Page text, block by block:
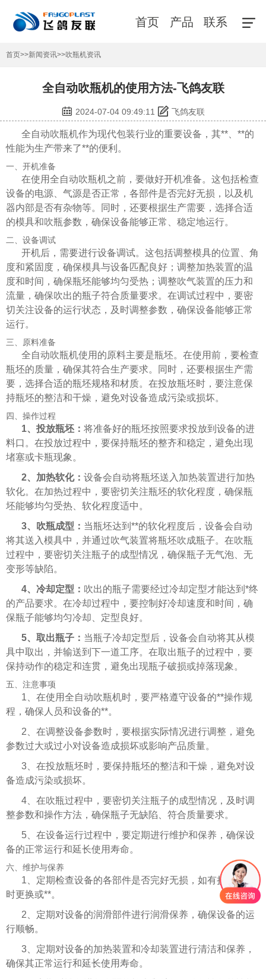
首页 产品 联系
首页>>新闻资讯>>吹瓶机资讯
全自动吹瓶机的使用方法-飞鸽友联
2024-07-04 09:49:11 飞鸽友联
全自动吹瓶机作为现代包装行业的重要设备，其**、**的
性能为生产带来了**的便利。
一、开机准备
在使用全自动吹瓶机之前，要做好开机准备。这包括检查
设备的电源、气源是否正常，各部件是否完好无损，以及机
器内部是否有杂物等。同时，还要根据生产需要，选择合适
的模具和吹瓶参数，确保设备能够正常、稳定地运行。
二、设备调试
开机后，需要进行设备调试。这包括调整模具的位置、角
度和紧固度，确保模具与设备匹配良好；调整加热装置的温
度和时间，确保瓶坯能够均匀受热；调整吹气装置的压力和
流量，确保吹出的瓶子符合质量要求。在调试过程中，要密
切关注设备的运行状态，及时调整参数，确保设备能够正常
运行。
三、原料准备
全自动吹瓶机使用的原料主要是瓶坯。在使用前，要检查
瓶坯的质量，确保其符合生产要求。同时，还要根据生产需
要，选择合适的瓶坯规格和材质。在投放瓶坯时，要注意保
持瓶坯的整洁和干燥，避免对设备造成污染或损坏。
四、操作过程
1、投放瓶坯： 将准备好的瓶坯按照要求投放到设备的进
料口。在投放过程中，要保持瓶坯的整齐和稳定，避免出现
堵塞或卡瓶现象。
2、加热软化： 设备会自动将瓶坯送入加热装置进行加热
软化。在加热过程中，要密切关注瓶坯的软化程度，确保瓶
坯能够均匀受热、软化程度适中。
3、吹瓶成型： 当瓶坯达到**的软化程度后，设备会自动
将其送入模具中，并通过吹气装置将瓶坯吹成瓶子。在吹瓶
过程中，要密切关注瓶子的成型情况，确保瓶子无气泡、无
变形等缺陷。
4、冷却定型： 吹出的瓶子需要经过冷却定型才能达到*终
的产品要求。在冷却过程中，要控制好冷却速度和时间，确
保瓶子能够均匀冷却、定型良好。
5、取出瓶子： 当瓶子冷却定型后，设备会自动将其从模
具中取出，并输送到下一道工序。在取出瓶子的过程中，要
保持动作的稳定和连贯，避免出现瓶子破损或掉落现象。
五、注意事项
1、在使用全自动吹瓶机时，要严格遵守设备的**操作规
程，确保人员和设备的**。
2、在调整设备参数时，要根据实际情况进行调整，避免
参数过大或过小对设备造成损坏或影响产品质量。
3、在投放瓶坯时，要保持瓶坯的整洁和干燥，避免对设
备造成污染或损坏。
4、在吹瓶过程中，要密切关注瓶子的成型情况，及时调
整参数和操作方法，确保瓶子无缺陷、符合质量要求。
5、在设备运行过程中，要定期进行维护和保养，确保设
备的正常运行和延长使用寿命。
六、维护与保养
1、定期检查设备的各部件是否完好无损，如有损坏应及
时更换或**。
2、定期对设备的润滑部件进行润滑保养，确保设备的运
行顺畅。
3、定期对设备的加热装置和冷却装置进行清洁和保养，
确保其正常运行和延长使用寿命。